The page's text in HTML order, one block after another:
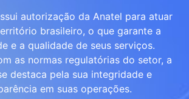
autorização da Anatel para atuar
brasileiro, o que garante a
e a qualidade de seus serviços.
as normas regulatórias do setor, a
destaca pela sua integridade e
em suas operações.